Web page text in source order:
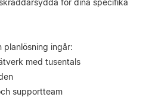
för dina specifika
planlösning ingår:
med tusentals
supportteam